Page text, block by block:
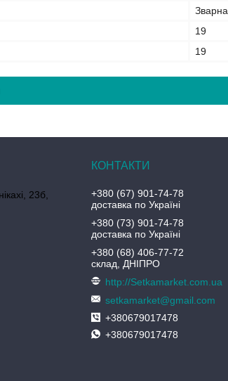
Зварна
19
19
23б,
+380 (67) 901-74-78
доставка по Україні
+380 (73) 901-74-78
доставка по Україні
+380 (68) 406-77-72
склад, ДНІПРО
http://Setkamarket.com.ua
setkamarket@gmail.com
+380679017478
+380679017478